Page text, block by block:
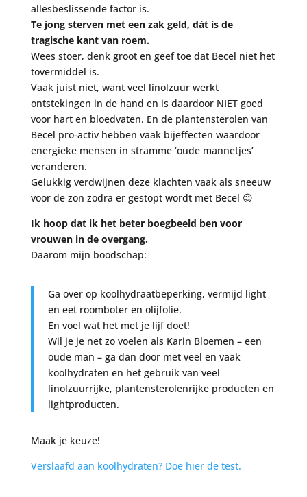
allesbeslissende factor is.
Te jong sterven met een zak geld, dát is de
tragische kant van roem.
Wees stoer, denk groot en geef toe dat Becel niet het
tovermiddel is.
Vaak juist niet, want veel linolzuur werkt
ontstekingen in de hand en is daardoor NIET goed
voor hart en bloedvaten. En de plantensterolen van
Becel pro-activ hebben vaak bijeffecten waardoor
energieke mensen in stramme ‘oude mannetjes’
veranderen.
Gelukkig verdwijnen deze klachten vaak als sneeuw
voor de zon zodra er gestopt wordt met Becel 😉
Ik hoop dat ik het beter boegbeeld ben voor
vrouwen in de overgang.
Daarom mijn boodschap:
Ga over op koolhydraatbeperking, vermijd light
en eet roomboter en olijfolie.
En voel wat het met je lijf doet!
Wil je je net zo voelen als Karin Bloemen – een
oude man – ga dan door met veel en vaak
koolhydraten en het gebruik van veel
linolzuurrijke, plantensterolenrijke producten en
lightproducten.
Maak je keuze!
Verslaafd aan koolhydraten? Doe hier de test.